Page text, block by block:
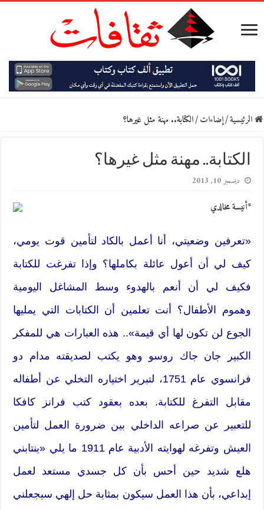
الرئيسية/إضاءات/الكتابة.. مهنة مثل غيرها؟
الكتابة.. مهنة مثل غيرها؟
ديسمبر 10, 2013
*أنيسة مخالدي
«تعرفين وضعيتي، أنا أعمل بالكاد لتأمين قوت يومي،
كيف لي أن أعول عائلة بكاملها؟ وإذا تفرغت للكتابة
فكيف لي أن أنعم بالهدوء وسط المشاغل اليومية
وهموم الأطفال؟ أنت تعلمين أن الكتابات التي يمليها
الجوع لن تكون لها أي قيمة».. هذه العبارات هي للمفكر
الكبير جان جاك روسو وهو يكتب لصديقته مدام دو
فرانسوي عام 1751، لتبرير اختياره التخلي عن أطفاله
مقابل التفرغ للكتابة. بعده بعقود كتب فرانز كافكا
للتعبير عن صراعه الداخلي بين ضرورة العمل لتأمين
العيش وتفرغه لهوايته الأدبية عام 1911 ما يلي «ينتابني
هلع شديد حين أحس بأن كل جسدي مستعد لعمل
إبداعي، بأن هذا العمل سيكون بمثابة حل إلهي سيجعلني